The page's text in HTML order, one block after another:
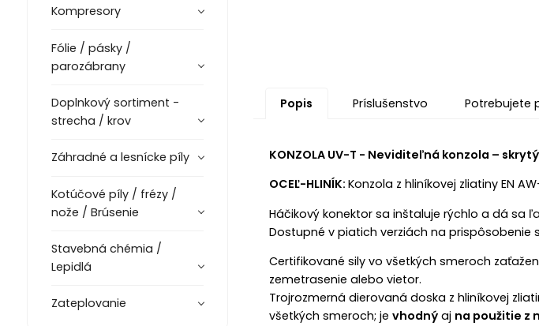
Kompresory
Fólie / pásky /
parozábrany
Doplnkový sortiment -
strecha / krov
Záhradné a lesnícke píly
Kotúčové píly / frézy /
nože / Brúsenie
Stavebná chémia /
Lepidlá
Zateplovanie
Popis Príslušenstvo Potrebujete
KONZOLA UV-T - Neviditeľná konzola –
OCEĽ-HLINÍK: Konzola z hliníkovej zliatiny EN
Háčikový konektor sa inštaluje rýchlo a dá sa
Dostupné v piatich verziách na
Certifikované sily vo všetkých smeroch
zemetrasenie alebo vietor.
Trojrozmerná dierovaná doska z hliníkovej
všetkých smeroch; je vhodnýaj na použitie z